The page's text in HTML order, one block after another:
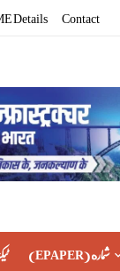
Details Contact
(EPAPER) شماره